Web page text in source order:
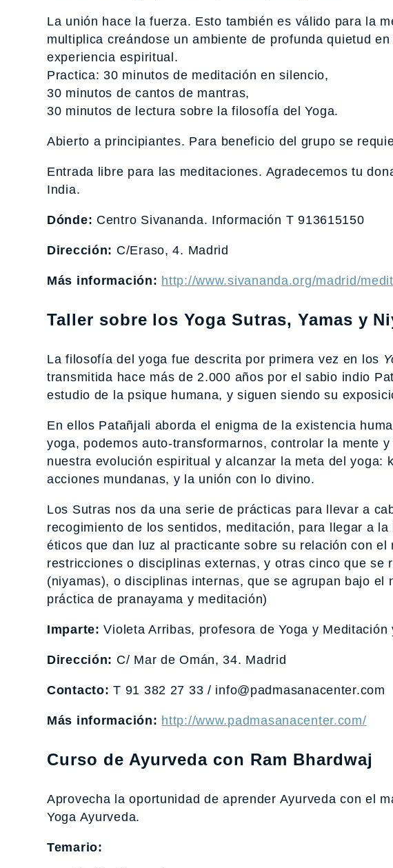
La unión hace la fuerza. Esto también es válido para la
multiplica creándose un ambiente de profunda quietud
experiencia espiritual.
Practica: 30 minutos de meditación en silencio,
30 minutos de cantos de mantras,
30 minutos de lectura sobre la filosofía del Yoga.
Abierto a principiantes. Para beneficio del grupo se
Entrada libre para las meditaciones. Agradecemos tu
India.
Dónde: Centro Sivananda. Información T 913615150
Dirección: C/Eraso, 4. Madrid
Más información: http://www.sivananda.org/madrid/
Taller sobre los Yoga Sutras, Yamas y
La filosofía del yoga fue descrita por primera vez en los
transmitida hace más de 2.000 años por el sabio indio
estudio de la psique humana, y siguen siendo su
En ellos Patañjali aborda el enigma de la existencia
yoga, podemos auto-transformarnos, controlar la mente
nuestra evolución espiritual y alcanzar la meta del yoga:
acciones mundanas, y la unión con lo divino.
Los Sutras nos da una serie de prácticas para llevar a
recogimiento de los sentidos, meditación, para llegar a
éticos que dan luz al practicante sobre su relación con
restricciones o disciplinas externas, y otras cinco que se
(niyamas), o disciplinas internas, que se agrupan bajo el
práctica de pranayama y meditación)
Imparte: Violeta Arribas, profesora de Yoga y
Dirección: C/ Mar de Omán, 34. Madrid
Contacto: T 91 382 27 33 / info@padmasanacenter.com
Más información: http://www.padmasanacenter.com/
Curso de Ayurveda con Ram Bhardwaj
Aprovecha la oportunidad de aprender Ayurveda con el
Yoga Ayurveda.
Temario: